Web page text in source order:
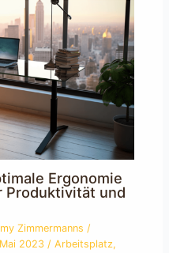
Ergonomie
Produktivität und
Zimmermanns/
2023/Arbeitsplatz,